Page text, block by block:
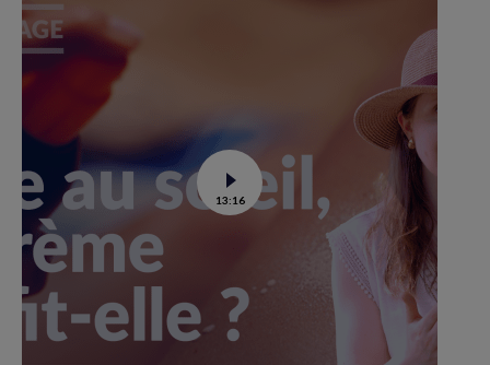
Voir
la
vidéo
est-
elle
la
meilleure
solution
13:16